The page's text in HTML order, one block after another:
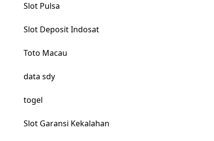
Slot Pulsa
Slot Deposit Indosat
Toto Macau
data sdy
togel
Slot Garansi Kekalahan